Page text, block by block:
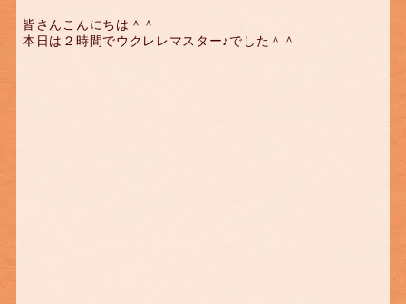
皆さんこんにちは＾＾
本日は２時間でウクレレマスター♪でした＾＾